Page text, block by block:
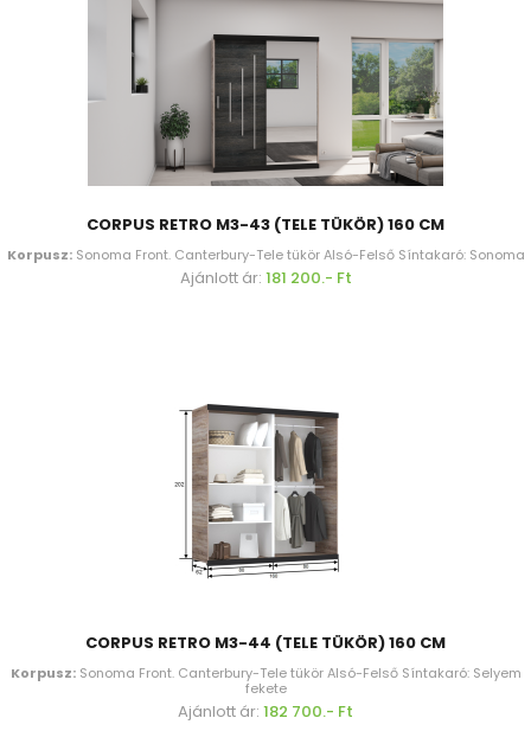
CORPUS RETRO M3-43 (TELE TÜKÖR) 160 CM
Korpusz:Sonoma Front. Canterbury-Tele tükör Alsó-Felső Síntakaró: Sonoma
Ajánlott ár: 181 200.- Ft
CORPUS RETRO M3-44 (TELE TÜKÖR) 160 CM
Korpusz:Sonoma Front. Canterbury-Tele tükör Alsó-Felső Síntakaró: Selyem
fekete
Ajánlott ár: 182 700.- Ft